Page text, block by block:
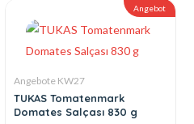
Angebot
Angebote KW27
TUKAS Tomatenmark
Domates Salçası 830 g